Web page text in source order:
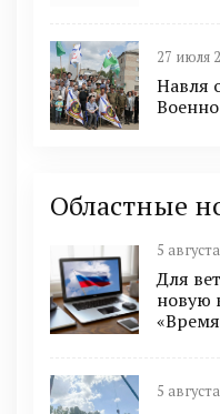
27 июля
Навля
Областные
5
Для
новую
5